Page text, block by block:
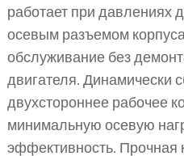
работает при давлениях
осевым разъемом
обслуживание без
двигателя. Динамически
двухстороннее рабочее
минимальную осевую
эффективность. Прочная